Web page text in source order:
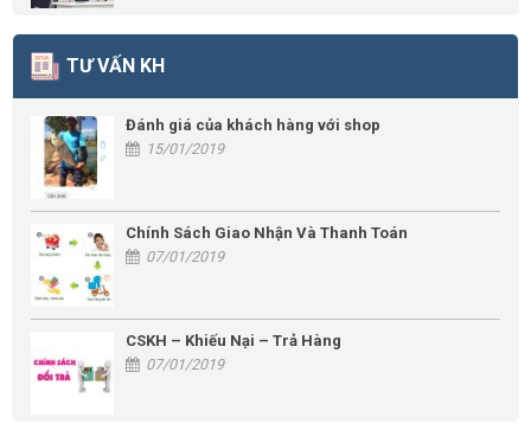
TƯ VẤN KH
Đánh giá của khách hàng với shop
15/01/2019
Chính Sách Giao Nhận Và Thanh Toán
07/01/2019
CSKH – Khiếu Nại – Trả Hàng
07/01/2019